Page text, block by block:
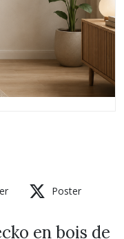
Poster
en bois de